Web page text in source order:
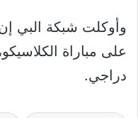
وأوكلت شبكة البي
على مباراة
دراجي.